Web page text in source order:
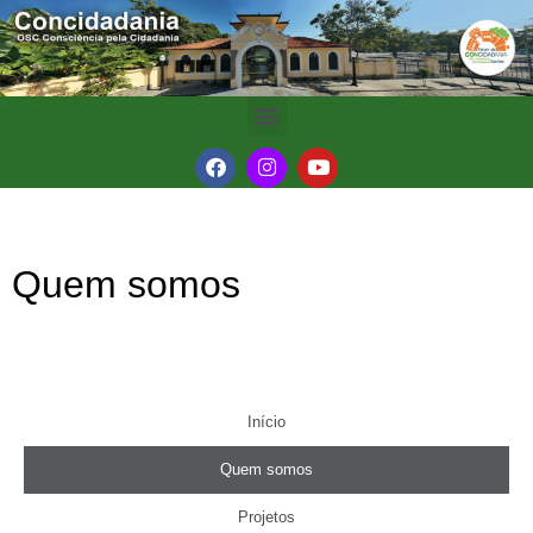
Quem somos
Início
Quem somos
Projetos